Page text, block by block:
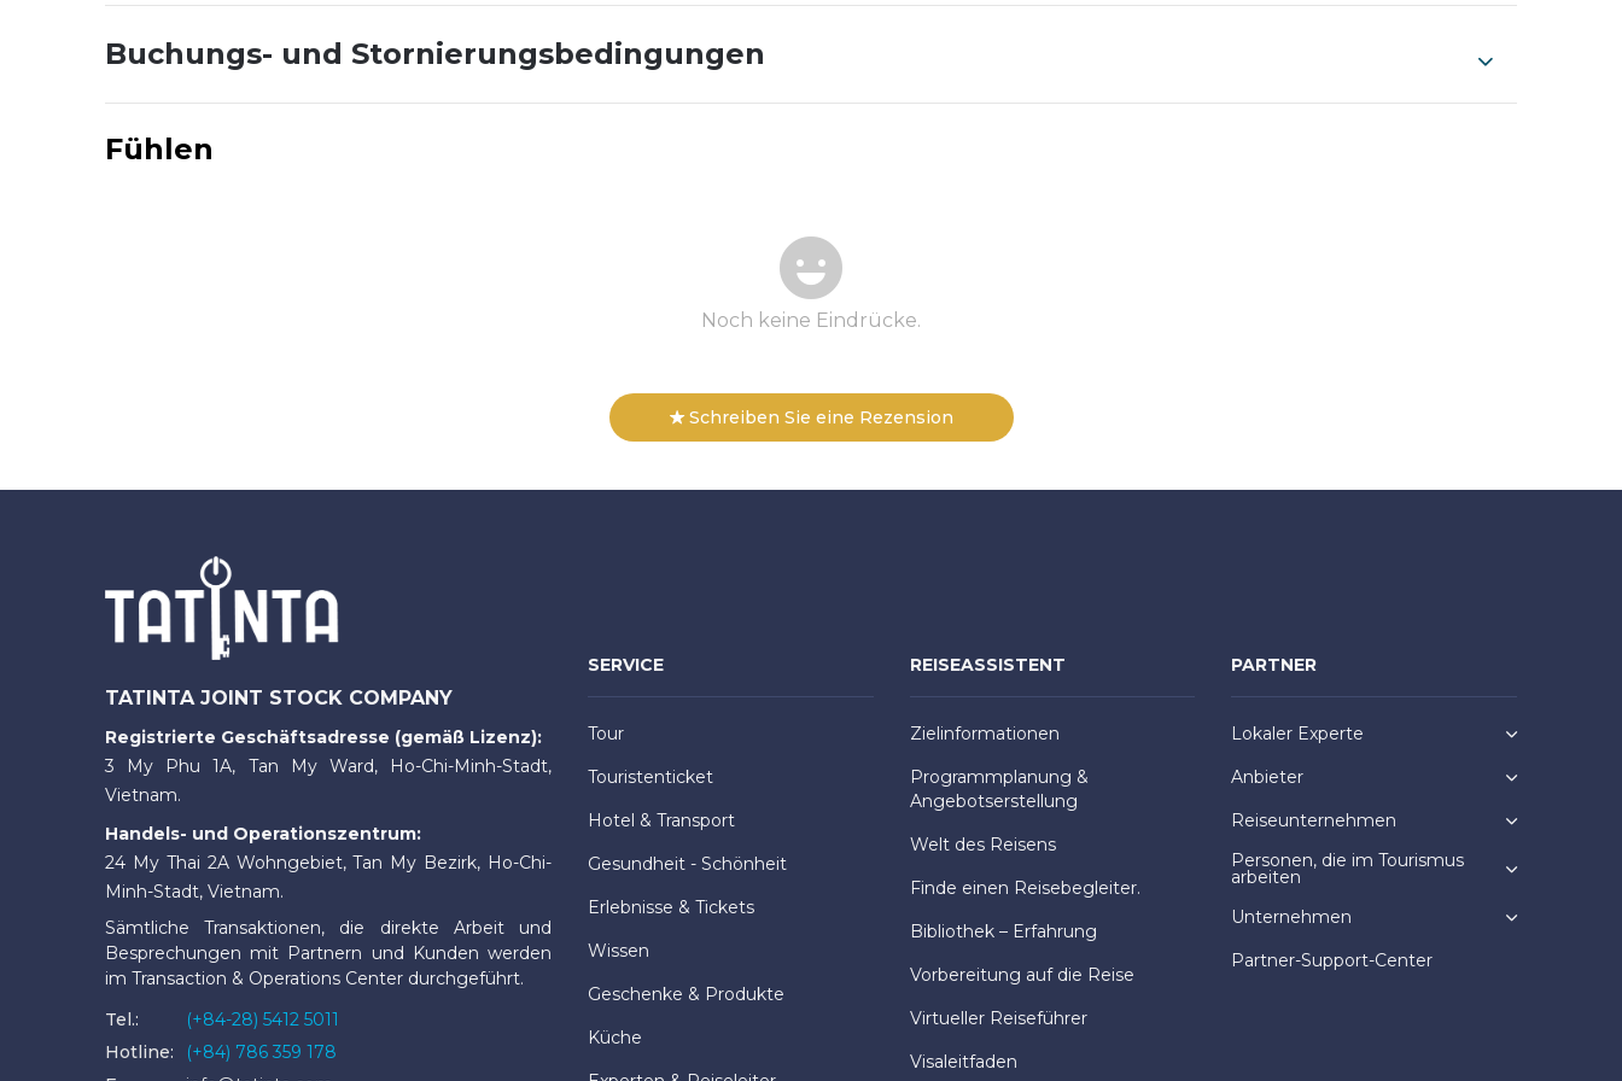
Buchungs- und Stornierungsbedingungen
Fühlen
Noch keine Eindrücke.
Schreiben Sie eine Rezension
TATINTA JOINT STOCK COMPANY
Registrierte Geschäftsadresse (gemäß Lizenz):
3 My Phu 1A, Tan My Ward, Ho-Chi-Minh-Stadt,
Vietnam.
Handels- und Operationszentrum:
24 My Thai 2A Wohngebiet, Tan My Bezirk, Ho-Chi-
Minh-Stadt, Vietnam.
Sämtliche Transaktionen, die direkte Arbeit und
Besprechungen mit Partnern und Kunden werden
im Transaction & Operations Center durchgeführt.
Tel.:
(+84-28) 5412 5011
Hotline:
(+84) 786 359 178
SERVICE
Tour
Touristenticket
Hotel & Transport
Gesundheit - Schönheit
Erlebnisse & Tickets
Wissen
Geschenke & Produkte
Küche
REISEASSISTENT
Zielinformationen
Programmplanung &
Angebotserstellung
Welt des Reisens
Finde einen Reisebegleiter.
Bibliothek – Erfahrung
Vorbereitung auf die Reise
Virtueller Reiseführer
Visaleitfaden
PARTNER
Lokaler Experte
Anbieter
Reiseunternehmen
Personen, die im Tourismus
arbeiten
Unternehmen
Partner-Support-Center